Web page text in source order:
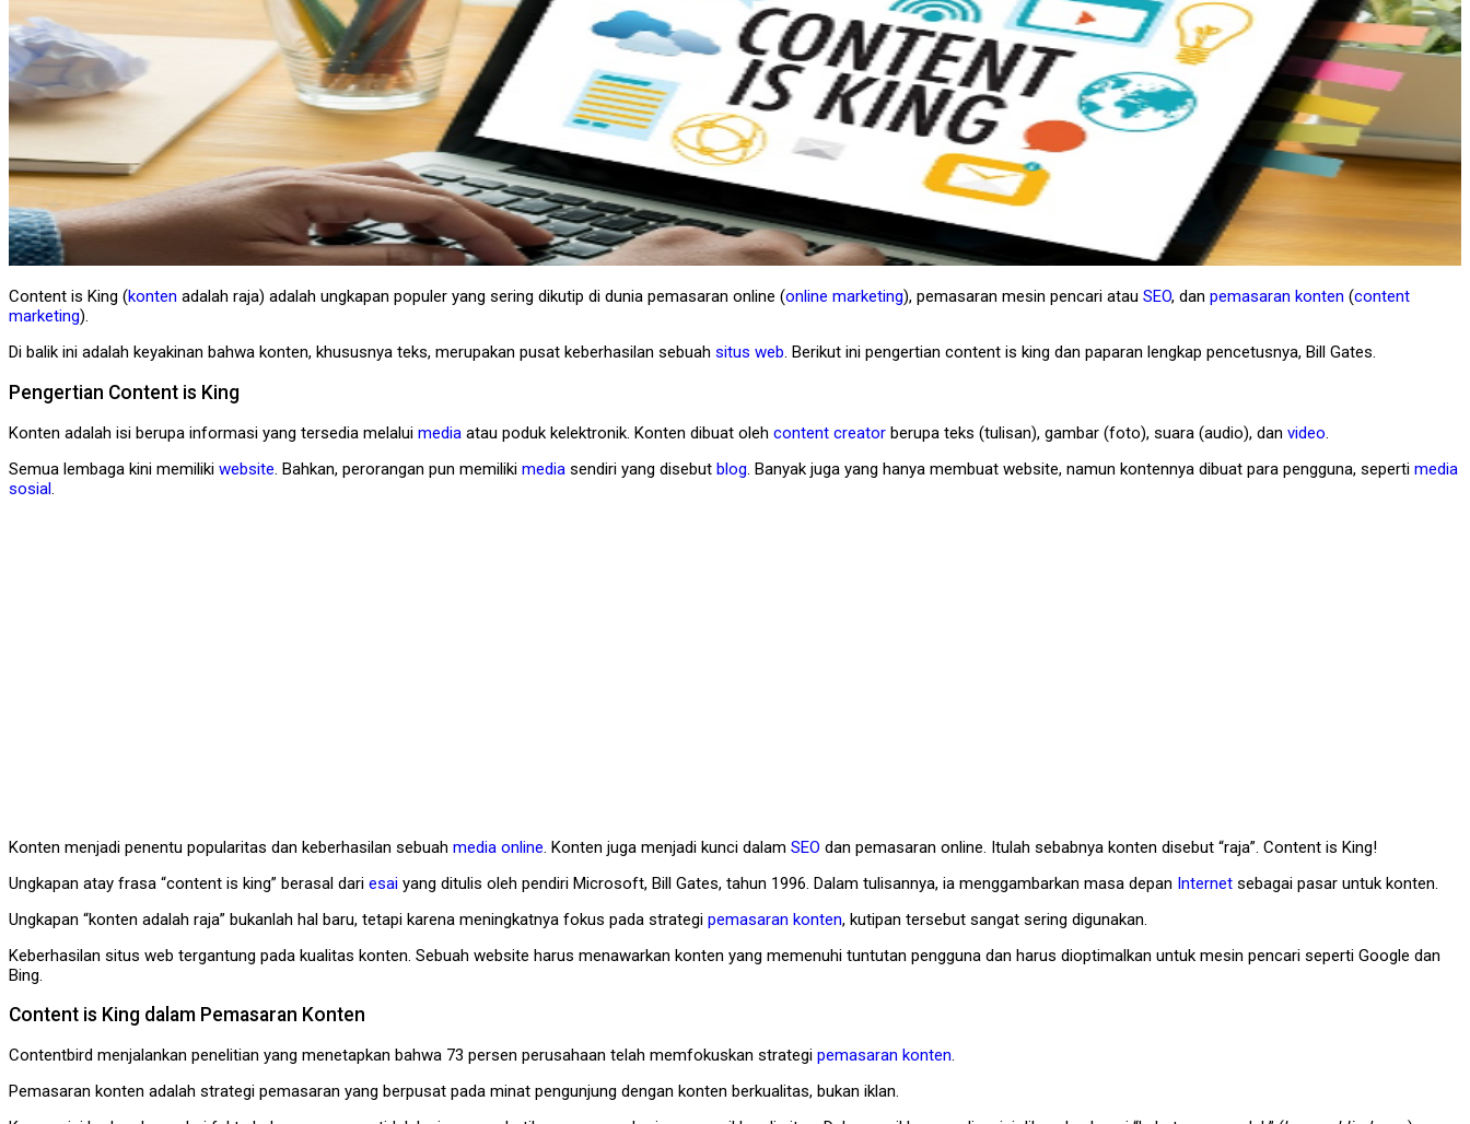
Content is King (konten adalah raja) adalah ungkapan populer yang sering dikutip di dunia pemasaran online (online marketing), pemasaran mesin pencari atau SEO, dan pemasaran konten (content
marketing).
Di balik ini adalah keyakinan bahwa konten, khususnya teks, merupakan pusat keberhasilan sebuah situs web. Berikut ini pengertian content is king dan paparan lengkap pencetusnya, Bill Gates.
Pengertian Content is King
Konten adalah isi berupa informasi yang tersedia melalui media atau poduk kelektronik. Konten dibuat oleh content creator berupa teks (tulisan), gambar (foto), suara (audio), dan video
Semua lembaga kini memiliki website . Bahkan, perorangan pun memiliki media sendiri yang disebut blog . Banyak juga yang hanya membuat website, namun kontennya dibuat para pengguna, seperti media
sosial
Konten menjadi penentu popularitas dan keberhasilan sebuah media online . Konten juga menjadi kunci dalam SEO dan pemasaran online. Itulah sebabnya konten disebut “raja”. Content is King!
Ungkapan atay frasa “content is king” berasal dari esai yang ditulis oleh pendiri Microsoft, Bill Gates, tahun 1996. Dalam tulisannya, ia menggambarkan masa depan Internet sebagai pasar untuk konten.
Ungkapan “konten adalah raja” bukanlah hal baru, tetapi karena meningkatnya fokus pada strategi pemasaran konten, kutipan tersebut sangat sering digunakan.
Keberhasilan situs web tergantung pada kualitas konten. Sebuah website harus menawarkan konten yang memenuhi tuntutan pengguna dan harus dioptimalkan untuk mesin pencari seperti Google dan
Bing.
Content is King dalam Pemasaran Konten
Contentbird menjalankan penelitian yang menetapkan bahwa 73 persen perusahaan telah memfokuskan strategi pemasaran konten.
Pemasaran konten adalah strategi pemasaran yang berpusat pada minat pengunjung dengan konten berkualitas, bukan iklan.